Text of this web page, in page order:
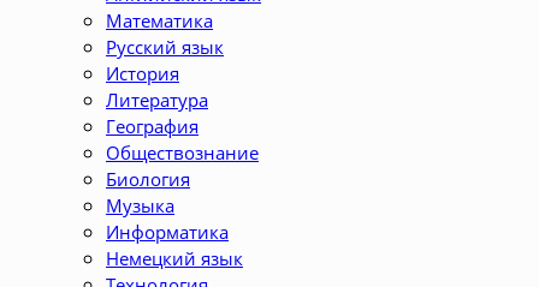
Математика
Русский язык
История
Литература
География
Обществознание
Биология
Музыка
Информатика
Немецкий язык